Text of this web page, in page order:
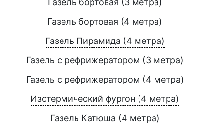
Газель бортовая (3 метра)
Газель бортовая (4 метра)
Газель Пирамида (4 метра)
Газель с рефрижератором (3 метра)
Газель с рефрижератором (4 метра)
Изотермический фургон (4 метра)
Газель Катюша (4 метра)